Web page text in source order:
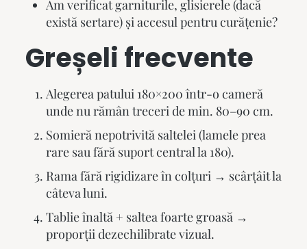
Am verificat garniturile, glisierele (dacă
există sertare) și accesul pentru curățenie?
Greșeli frecvente
Alegerea patului 180×200 într-o cameră
unde nu rămân treceri de min. 80–90 cm.
Somieră nepotrivită saltelei (lamele prea
rare sau fără suport central la 180).
Rama fără rigidizare în colțuri → scârțâit la
câteva luni.
Tablie înaltă + saltea foarte groasă →
proporții dezechilibrate vizual.